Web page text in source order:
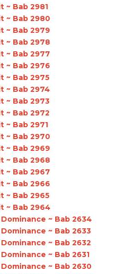
~ Bab 2981
~ Bab 2980
~ Bab 2979
~ Bab 2978
~ Bab 2977
~ Bab 2976
~ Bab 2975
~ Bab 2974
~ Bab 2973
~ Bab 2972
~ Bab 2971
~ Bab 2970
~ Bab 2969
~ Bab 2968
~ Bab 2967
~ Bab 2966
~ Bab 2965
~ Bab 2964
~ Bab 2634
~ Bab 2633
~ Bab 2632
~ Bab 2631
~ Bab 2630